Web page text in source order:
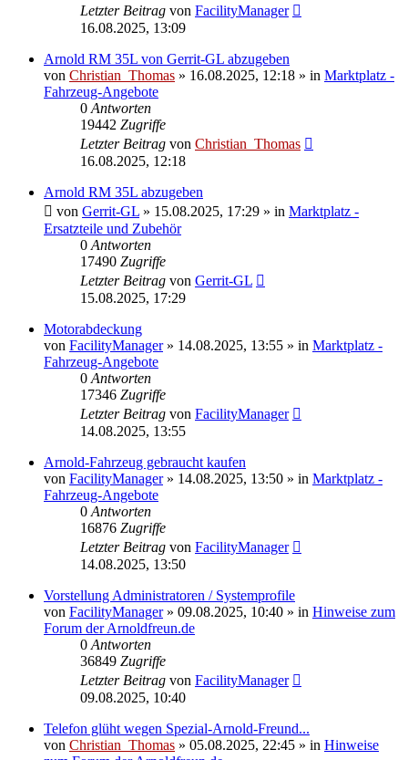
Letzter Beitrag von FacilityManager
16.08.2025, 13:09
Arnold RM 35L von Gerrit-GL abzugeben
von Christian_Thomas » 16.08.2025, 12:18 » in Marktplatz -
Fahrzeug-Angebote
0 Antworten
19442 Zugriffe
Letzter Beitrag von Christian_Thomas
16.08.2025, 12:18
Arnold RM 35L abzugeben
von Gerrit-GL » 15.08.2025, 17:29 » in Marktplatz -
Ersatzteile und Zubehör
0 Antworten
17490 Zugriffe
Letzter Beitrag von Gerrit-GL
15.08.2025, 17:29
Motorabdeckung
von FacilityManager» 14.08.2025, 13:55 » in Marktplatz -
Fahrzeug-Angebote
0 Antworten
17346 Zugriffe
Letzter Beitrag von FacilityManager
14.08.2025, 13:55
Arnold-Fahrzeug gebraucht kaufen
von FacilityManager» 14.08.2025, 13:50 » in Marktplatz -
Fahrzeug-Angebote
0 Antworten
16876 Zugriffe
Letzter Beitrag von FacilityManager
14.08.2025, 13:50
Vorstellung Administratoren / Systemprofile
von FacilityManager» 09.08.2025, 10:40 » in Hinweise zum
Forum der Arnoldfreun.de
0 Antworten
36849 Zugriffe
Letzter Beitrag von FacilityManager
09.08.2025, 10:40
Telefon glüht wegen Spezial-Arnold-Freund...
von Christian_Thomas » 05.08.2025, 22:45 » in Hinweise